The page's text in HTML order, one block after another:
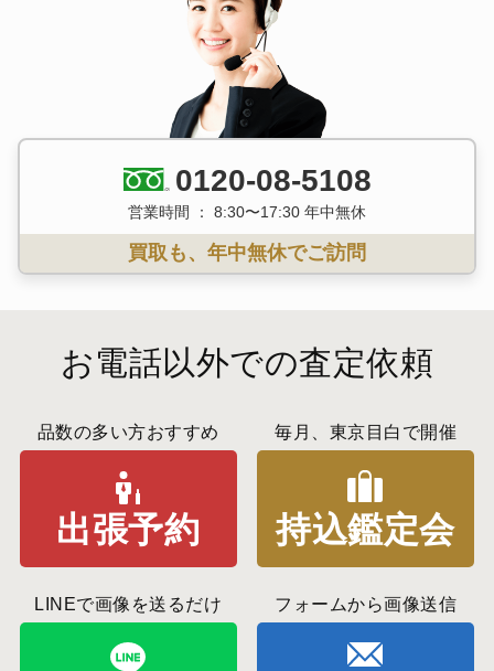
0120-08-5108
営業時間 ： 8:30〜17:30 年中無休
買取も、年中無休でご訪問
お電話以外での査定依頼
品数の多い方おすすめ
出張予約
毎月、東京目白で開催
持込鑑定会
LINEで画像を送るだけ フォームから画像送信